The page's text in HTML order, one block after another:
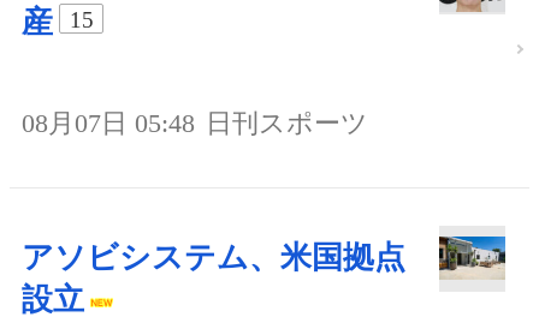
産
15
08月07日 05:48 日刊スポーツ
アソビシステム、米国拠点
設立